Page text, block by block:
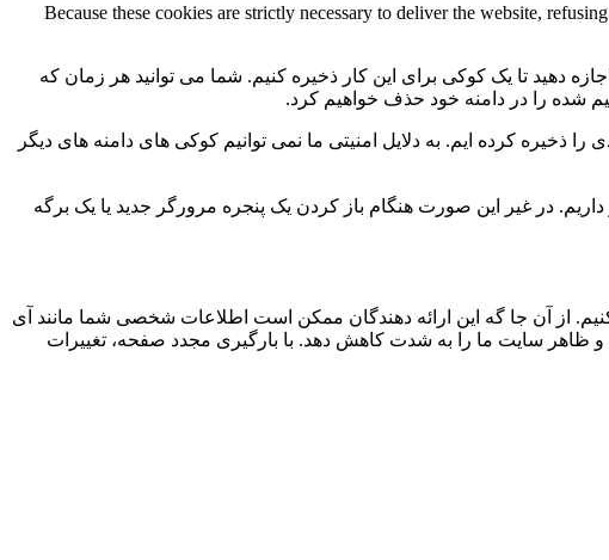
Because these cookies are strictly necessary to deliver the website,
دهید تا یک کوکی برای این کار ذخیره کنیم. شما می توانید هر زمان که
شده را در دامنه خود حذف خواهیم کرد.
ذخیره کرده ایم. به دلایل امنیتی ما نمی توانیم کوکی های دامنه های دیگر
را فعال کنید. ما به 2 کوکی برای ذخیره این تنظیمات نیاز داریم. در غیر این صورت هنگام باز کردن یک پنجره مرورگر جدید یا یک برگه
از آن جا گه این ارائه دهندگان ممکن است اطلاعات شخصی شما مانند آی
و ظاهر سایت ما را به شدت کاهش دهد. با بارگیری مجدد صفحه، تغییرات